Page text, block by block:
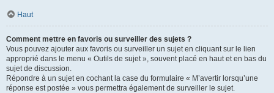
Haut
Comment mettre en favoris ou surveiller des sujets ?
Vous pouvez ajouter aux favoris ou surveiller un sujet en cliquant sur le lien
approprié dans le menu « Outils de sujet », souvent placé en haut et en bas du
sujet de discussion.
Répondre à un sujet en cochant la case du formulaire « M’avertir lorsqu’une
réponse est postée » vous permettra également de surveiller le sujet.